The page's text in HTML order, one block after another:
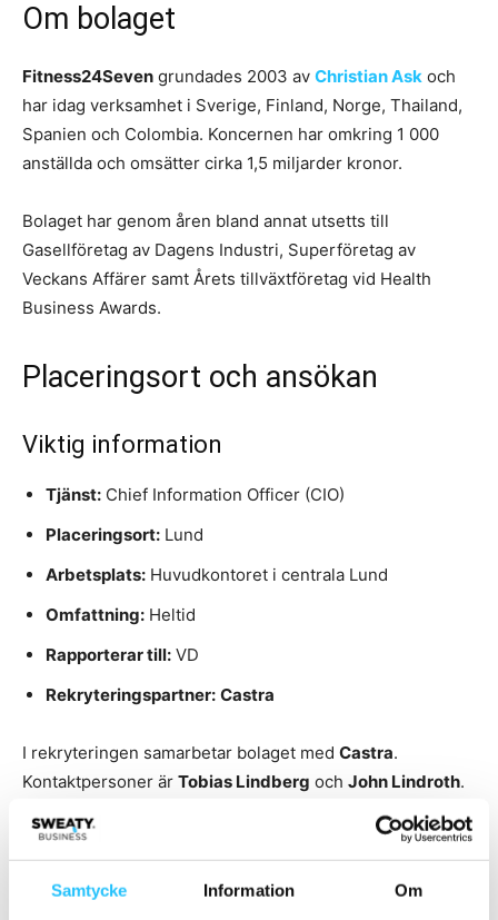
Samtycke Information Om
Om bolaget
Fitness24Seven grundades 2003 av Christian Ask och
har idag verksamhet i Sverige, Finland, Norge, Thailand,
Spanien och Colombia. Koncernen har omkring 1 000
anställda och omsätter cirka 1,5 miljarder kronor.
Bolaget har genom åren bland annat utsetts till
Gasellföretag av Dagens Industri, Superföretag av
Veckans Affärer samt Årets tillväxtföretag vid Health
Business Awards.
Placeringsort och ansökan
Viktig information
Tjänst: Chief Information Officer (CIO)
Placeringsort: Lund
Arbetsplats: Huvudkontoret i centrala Lund
Omfattning: Heltid
Rapporterar till: VD
Rekryteringspartner: Castra
I rekryteringen samarbetar bolaget med Castra.
Kontaktpersoner är Tobias Lindberg och John Lindroth.
Ansökan till tjänsten görs